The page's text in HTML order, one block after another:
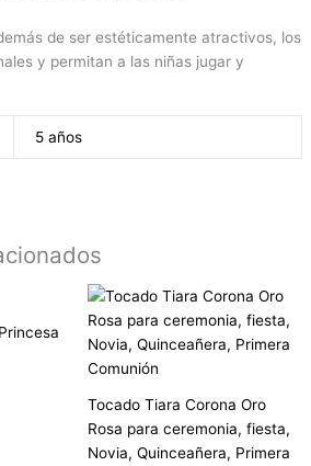
de ser estéticamente atractivos, los
y permitan a las niñas jugar y
5 años
Tocado Tiara Corona Oro
Rosa para ceremonia, fiesta,
Novia, Quinceañera, Primera